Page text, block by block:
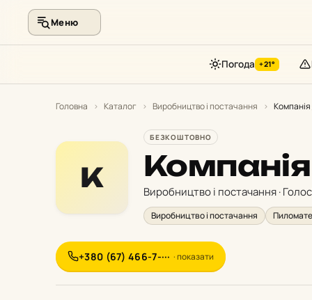
Меню
Погода +21°
Головна › Каталог › Виробництво і постачання ›
К
БЕЗКОШТОВНО
Виробництво і постачання ·
Виробництво і постачання
+380 (67) 466-7-··· · показати